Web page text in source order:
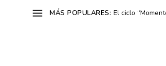
MÁS POPULARES: El ciclo